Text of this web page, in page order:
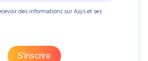
des informations sur Asys et ses